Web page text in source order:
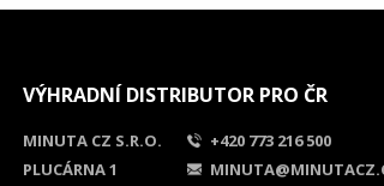
VÝHRADNÍ DISTRIBUTOR PRO ČR
MINUTA CZ S.R.O.
PLUCÁRNA 1
+420 773 216 500